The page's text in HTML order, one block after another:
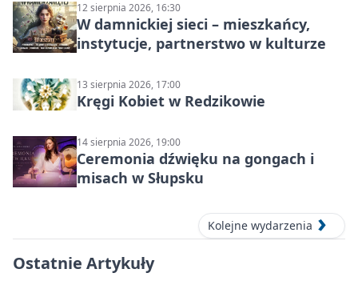
12 sierpnia 2026, 16:30
W damnickiej sieci – mieszkańcy,
instytucje, partnerstwo w kulturze
13 sierpnia 2026, 17:00
Kręgi Kobiet w Redzikowie
14 sierpnia 2026, 19:00
Ceremonia dźwięku na gongach i
misach w Słupsku
Kolejne wydarzenia
Ostatnie Artykuły